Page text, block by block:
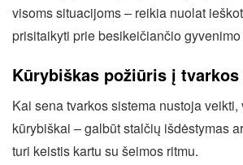
visoms situacijoms – reikia nuolat
prisitaikyti prie besikeičiančio gyvenimo
Kūrybiškas požiūris į
Kai sena tvarkos sistema nustoja
kūrybiškai – galbūt stalčių išdėstymas
turi keistis kartu su šeimos ritmu.